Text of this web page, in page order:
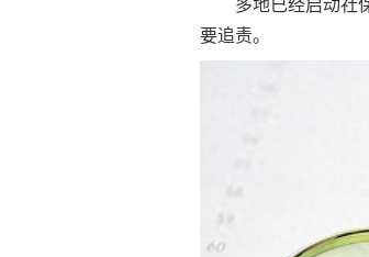
多地已经启动社
要追责。